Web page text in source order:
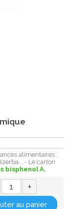
alimentaires :
- Le carton
bisphenol A.
+
au panier